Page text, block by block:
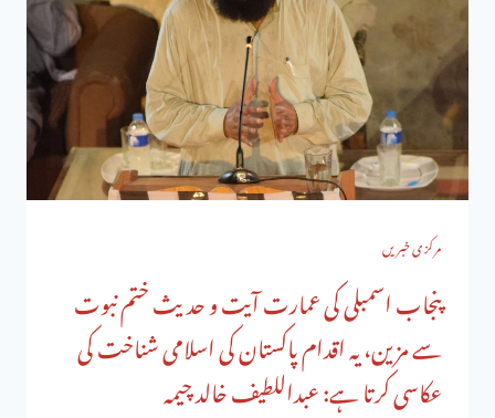
مرکزی خبریں
پنجاب اسمبلی کی عمارت آیت و حدیث ختم نبوت
سے مزین، یہ اقدام پاکستان کی اسلامی شناخت کی
عکاسی کرتا ہے: عبداللطیف خالد چیمہ